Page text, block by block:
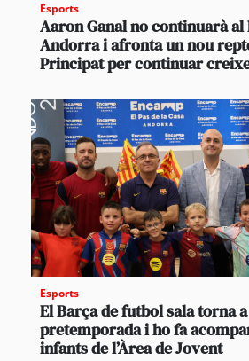
Esports
Aaron Ganal no continuarà al
Andorra i afronta un nou
Principat per continuar
Esports
El Barça de futbol sala torna
pretemporada i ho fa
infants de l’Àrea de Jovent